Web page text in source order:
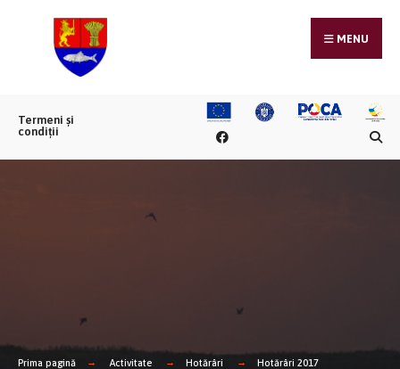
MENU
Termeni și
condiții
Prima pagină Activitate Hotărâri Hotărâri 2017